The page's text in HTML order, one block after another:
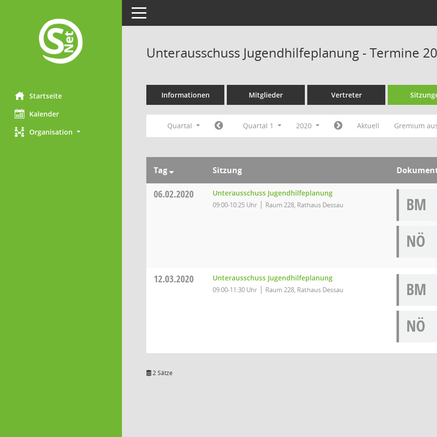
Startseite
Kalender
Organisation
Toggle navigation
Unterausschuss Jugendhilfeplanung - Termine
Informationen Mitglieder Vertreter
Quartal Quartal 1 2020 Aktuell Gremium
Tag Sitzung
06.02.2020 Unterausschuss Jugendhilfeplanung
09:00-10:25 Uhr Raum 228, Rathaus Dessau BM
NÖ
12.03.2020 Unterausschuss Jugendhilfeplanung
09:00-11:30 Uhr Raum 228, Rathaus Dessau BM
NÖ
2 Sätze